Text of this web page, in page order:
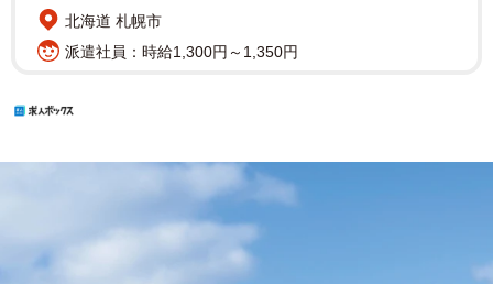
北海道 札幌市
派遣社員：時給1,300円～1,350円